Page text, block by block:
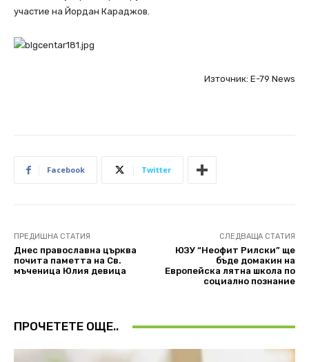
участие на Йордан Караджов.
Източник: Е-79 News
Facebook Twitter
ПРЕДИШНА СТАТИЯ
Днес православна църква
почита паметта на Св.
мъченица Юлия девица
СЛЕДВАЩА СТАТИЯ
ЮЗУ “Неофит Рилски” ще
бъде домакин на
Европейска лятна школа по
социално познание
ПРОЧЕТЕТЕ ОЩЕ..